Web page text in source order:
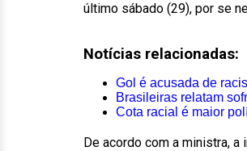
último sábado (29), por se
Notícias relacionadas:
Gol é acusada de
Brasileiras relatam
Cota racial é maior
De acordo com a ministra,